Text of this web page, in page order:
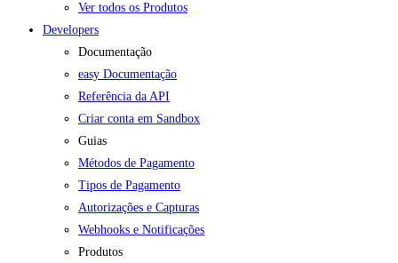
Ver todos os Produtos
Developers
Documentação
easy Documentação
Referência da API
Criar conta em Sandbox
Guias
Métodos de Pagamento
Tipos de Pagamento
Autorizações e Capturas
Webhooks e Notificações
Produtos